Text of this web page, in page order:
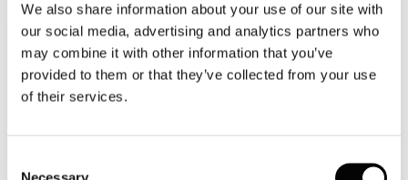
We also share information about your use of our site with
our social media, advertising and analytics partners who
may combine it with other information that you’ve
provided to them or that they’ve collected from your use
of their services.
Necessary
Apprendiamo con favore - dichiara la Presidente di Federturismo
Confindustria Marina Lalli - la notizia che il Ministro del Lavoro
Catalfo stia provvedendo a correggere la stortura che vedeva esclusi
i lavoratori stagionali del turismo dal bonus di 600 euro, in quanto
essendo stati assunti con contratti a tempo determinato, seppur
lavorando come stagionali, non rientravano tra gli aventi diritto agli